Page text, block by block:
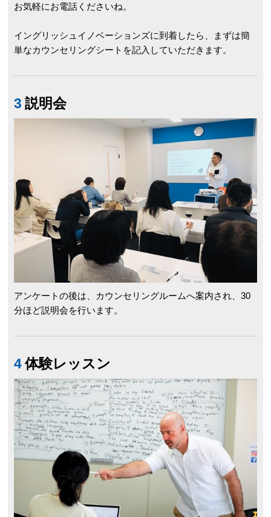
お気軽にお電話くださいね。
イングリッシュイノベーションズに到着したら、まずは簡
単なカウンセリングシートを記入していただきます。
3 説明会
アンケートの後は、カウンセリングルームへ案内され、30
分ほど説明会を行います。
4 体験レッスン